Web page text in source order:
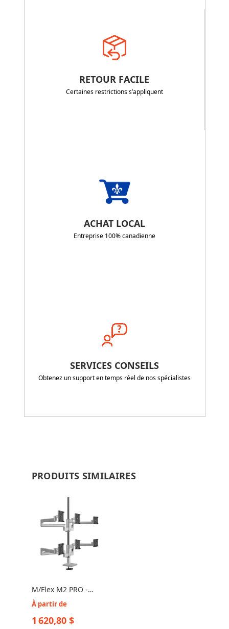
RETOUR FACILE
Certaines restrictions s’appliquent
ACHAT LOCAL
Entreprise 100% canadienne
SERVICES CONSEILS
Obtenez un support en temps réel de nos spécialistes
PRODUITS SIMILAIRES
M/Flex M2 PRO -
Support pour 6
À partir de
1 620,80 $